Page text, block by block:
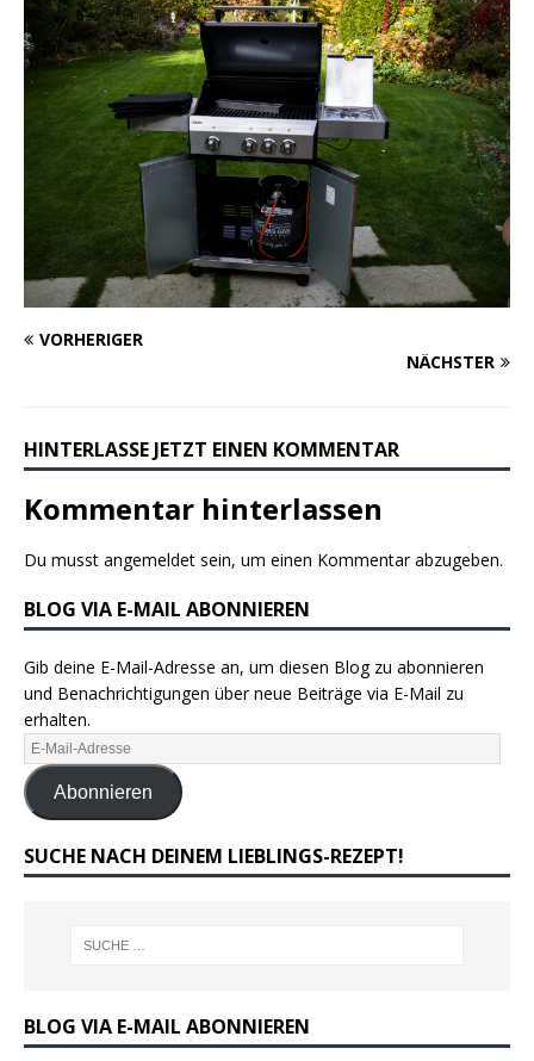
VORHERIGER
NÄCHSTER
HINTERLASSE JETZT EINEN KOMMENTAR
Kommentar hinterlassen
Du musst angemeldet sein, um einen Kommentar abzugeben.
BLOG VIA E-MAIL ABONNIEREN
Gib deine E-Mail-Adresse an, um diesen Blog zu abonnieren
und Benachrichtigungen über neue Beiträge via E-Mail zu
erhalten.
Abonnieren
SUCHE NACH DEINEM LIEBLINGS-REZEPT!
BLOG VIA E-MAIL ABONNIEREN